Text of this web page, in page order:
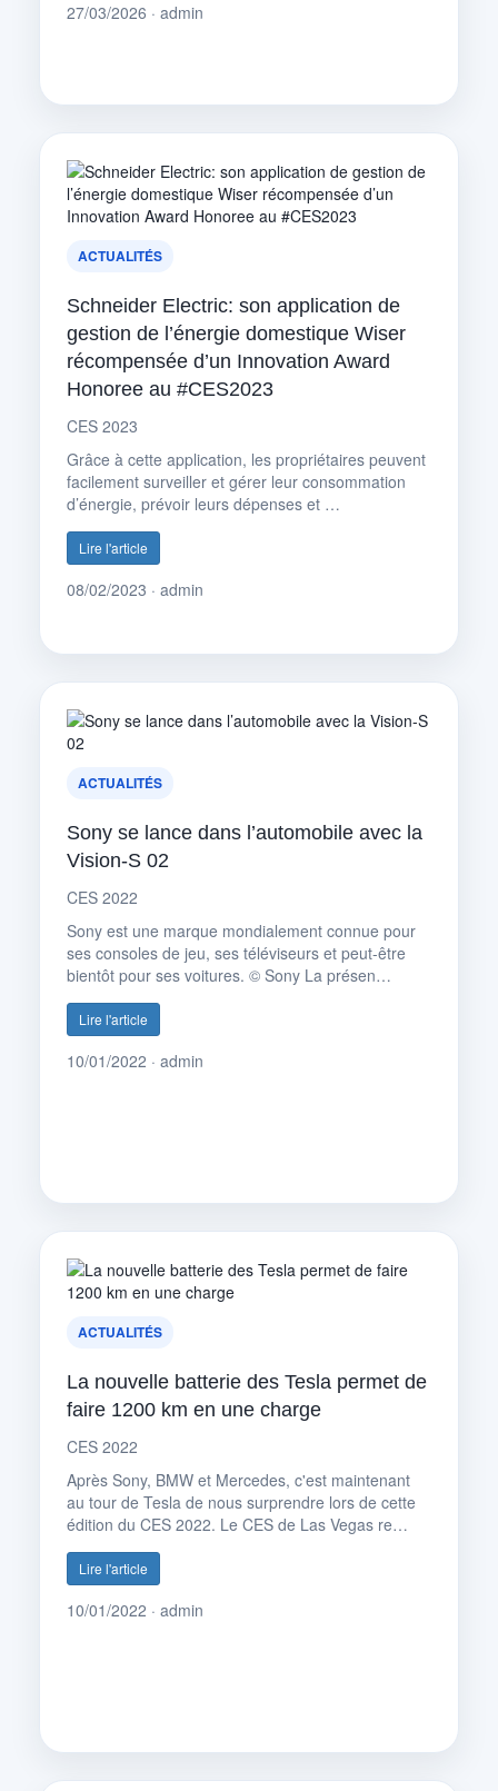
27/03/2026 · admin
ACTUALITÉS
Schneider Electric: son application de
gestion de l’énergie domestique Wiser
récompensée d’un Innovation Award
Honoree au #CES2023
CES 2023
Grâce à cette application, les propriétaires peuvent
facilement surveiller et gérer leur consommation
d’énergie, prévoir leurs dépenses et …
Lire l'article
08/02/2023 · admin
ACTUALITÉS
Sony se lance dans l’automobile avec la
Vision-S 02
CES 2022
Sony est une marque mondialement connue pour
ses consoles de jeu, ses téléviseurs et peut-être
bientôt pour ses voitures. © Sony La présen…
Lire l'article
10/01/2022 · admin
ACTUALITÉS
La nouvelle batterie des Tesla permet de
faire 1200 km en une charge
CES 2022
Après Sony, BMW et Mercedes, c'est maintenant
au tour de Tesla de nous surprendre lors de cette
édition du CES 2022. Le CES de Las Vegas re…
Lire l'article
10/01/2022 · admin